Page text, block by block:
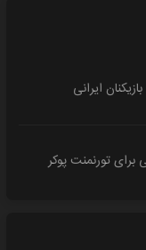
ایرانی
برای تورنمنت پوکر